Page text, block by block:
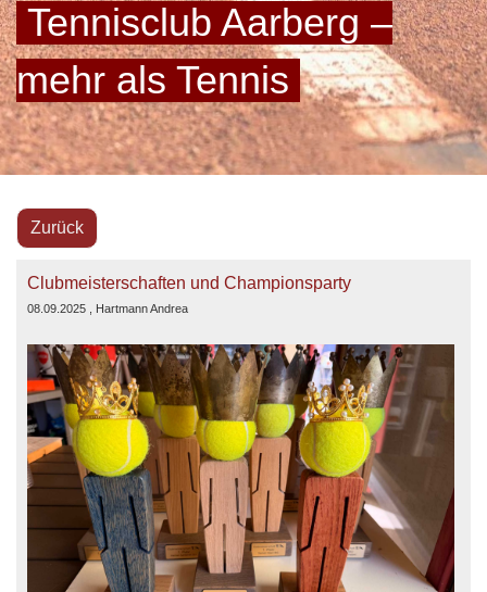
Tennisclub Aarberg –
mehr als Tennis
Zurück
Clubmeisterschaften und Championsparty
08.09.2025 , Hartmann Andrea